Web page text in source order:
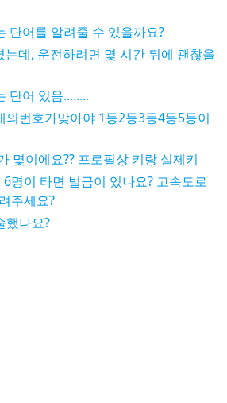
단어를 알려줄 수 있을까요?
는데, 운전하려면 몇 시간 뒤에 괜찮을
단어 있음........
의번호가맞아야 1등2등3등4등5등이
몇이에요?? 프로필상 키랑 실제키
명이 타면 벌금이 있나요? 고속도로
주세요?
했나요?